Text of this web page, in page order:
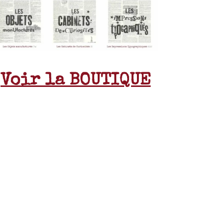
Voir la BOUTIQUE